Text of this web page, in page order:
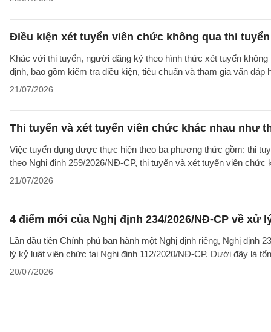
Điều kiện xét tuyển viên chức không qua thi
Khác với thi tuyển, người đăng ký theo hình thức xét tuyển
định, bao gồm kiểm tra điều kiện, tiêu chuẩn và tham gia vấn đáp
21/07/2026
Thi tuyển và xét tuyển viên chức khác nhau như
Việc tuyển dụng được thực hiện theo ba phương thức gồm: thi
theo Nghị định 259/2026/NĐ-CP, thi tuyển và xét tuyển viên chức
21/07/2026
4 điểm mới của Nghị định 234/2026/NĐ-CP về xử
Lần đầu tiên Chính phủ ban hành một Nghị định riêng, Nghị
lý kỷ luật viên chức tại Nghị định 112/2020/NĐ-CP. Dưới đây là
20/07/2026